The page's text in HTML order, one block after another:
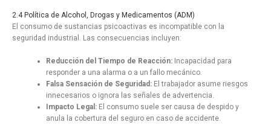
2.4 Política de Alcohol, Drogas y Medicamentos (ADM)
El consumo de sustancias psicoactivas es incompatible con la
seguridad industrial. Las consecuencias incluyen:
Reducción del Tiempo de Reacción: Incapacidad para
responder a una alarma o a un fallo mecánico.
Falsa Sensación de Seguridad: El trabajador asume riesgos
innecesarios o ignora las señales de advertencia.
Impacto Legal: El consumo suele ser causa de despido y
anula la cobertura del seguro en caso de accidente.